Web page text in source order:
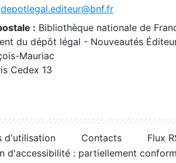
depotlegal.editeur@bnf.fr
: Bibliothèque nationale de
du dépôt légal - Nouveautés
Mauriac
Cedex 13
d'utilisation Contacts
Flux
d'accessibilité : partiellement